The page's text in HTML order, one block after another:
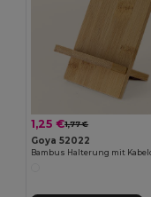
1,25 €1,77 €
Goya 52022